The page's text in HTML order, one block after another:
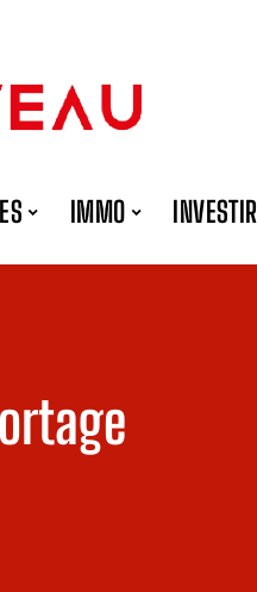
IMMO INVESTIR